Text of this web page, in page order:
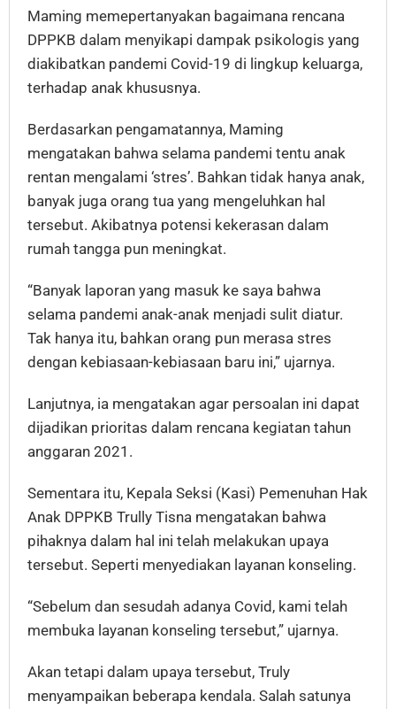
Maming memepertanyakan bagaimana rencana
DPPKB dalam menyikapi dampak psikologis yang
diakibatkan pandemi Covid-19 di lingkup keluarga,
terhadap anak khususnya.
Berdasarkan pengamatannya, Maming
mengatakan bahwa selama pandemi tentu anak
rentan mengalami ‘stres’. Bahkan tidak hanya anak,
banyak juga orang tua yang mengeluhkan hal
tersebut. Akibatnya potensi kekerasan dalam
rumah tangga pun meningkat.
“Banyak laporan yang masuk ke saya bahwa
selama pandemi anak-anak menjadi sulit diatur.
Tak hanya itu, bahkan orang pun merasa stres
dengan kebiasaan-kebiasaan baru ini,” ujarnya.
Lanjutnya, ia mengatakan agar persoalan ini dapat
dijadikan prioritas dalam rencana kegiatan tahun
anggaran 2021.
Sementara itu, Kepala Seksi (Kasi) Pemenuhan Hak
Anak DPPKB Trully Tisna mengatakan bahwa
pihaknya dalam hal ini telah melakukan upaya
tersebut. Seperti menyediakan layanan konseling.
“Sebelum dan sesudah adanya Covid, kami telah
membuka layanan konseling tersebut,” ujarnya.
Akan tetapi dalam upaya tersebut, Truly
menyampaikan beberapa kendala. Salah satunya